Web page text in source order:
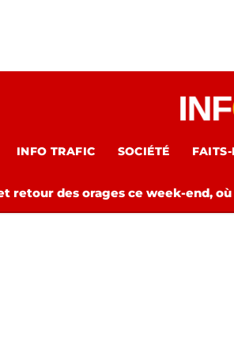
INFO TRAFIC SOCIÉTÉ
retour des orages ce week-end,